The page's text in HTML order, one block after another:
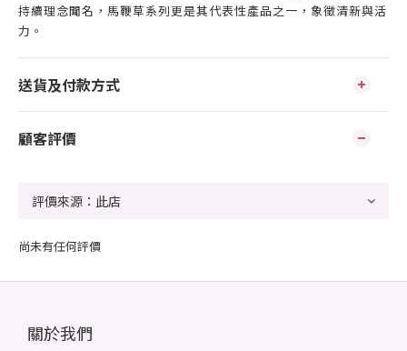
持續理念聞名，馬鞭草系列更是其代表性產品之一，象徵清新與活
力。
送貨及付款方式
顧客評價
尚未有任何評價
關於我們